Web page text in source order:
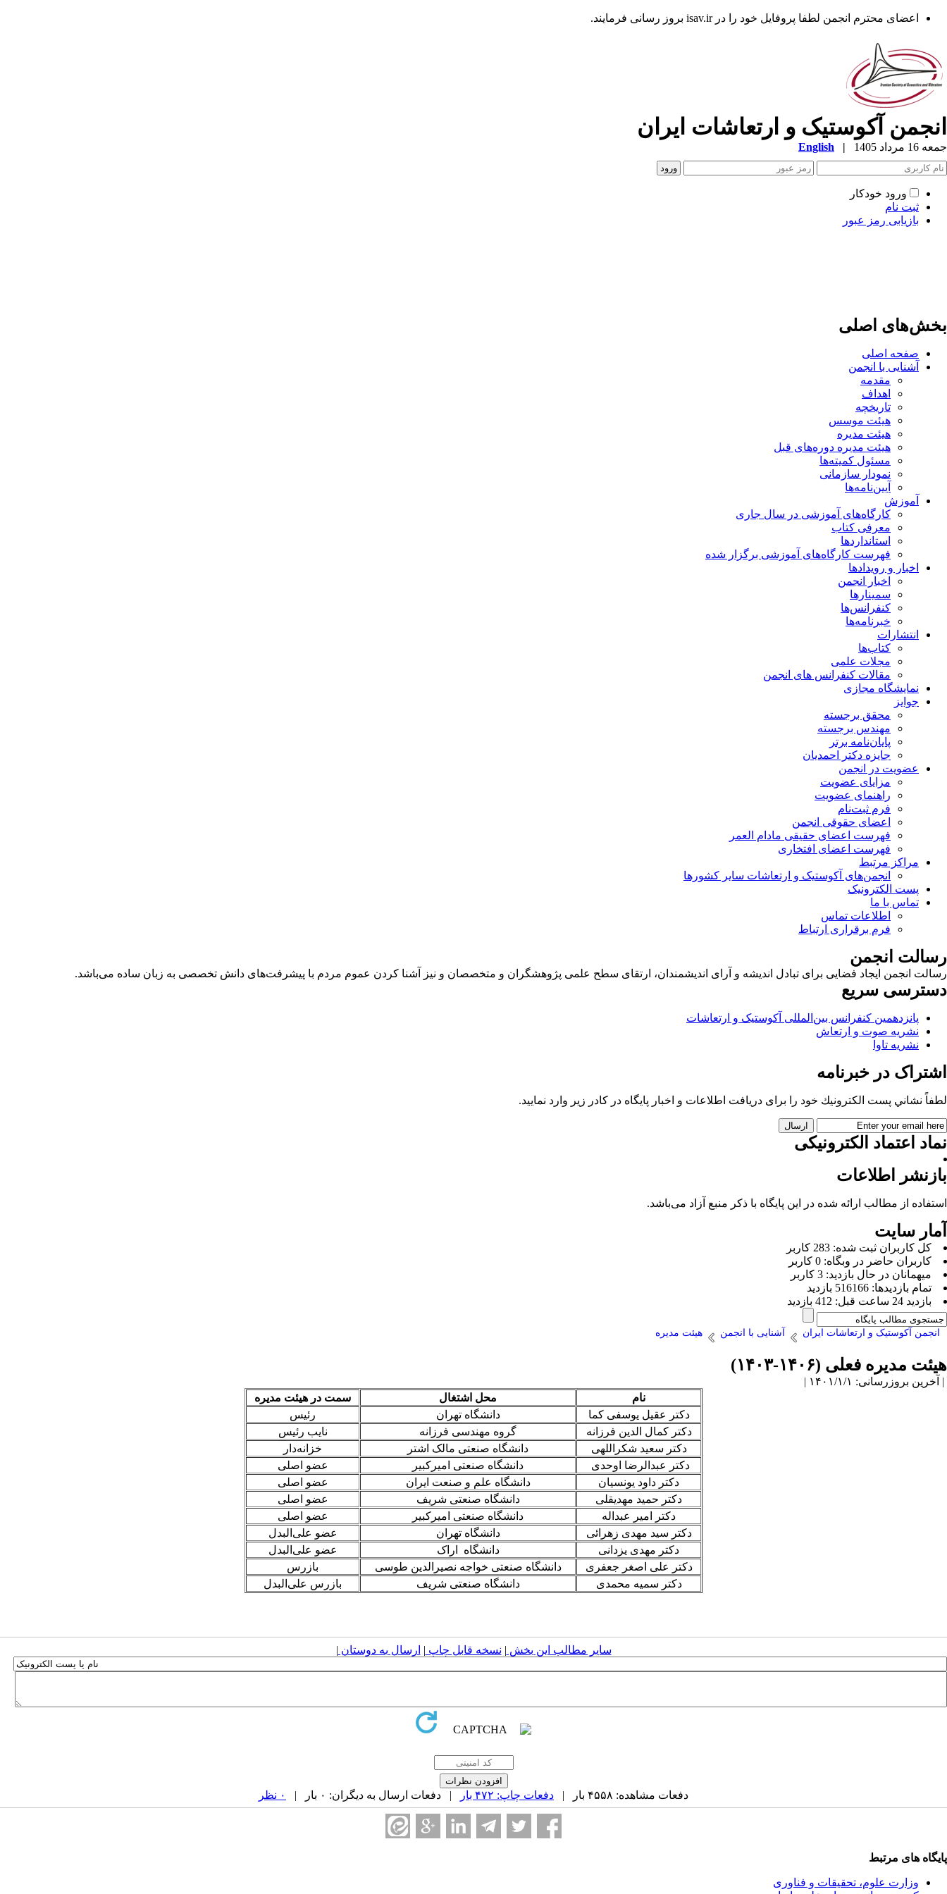
اعضای محترم انجمن لطفا پروفایل خود را در isav.ir بروز رسانی فرمایند.
انجمن آکوستیک و ارتعاشات ایران
جمعه 16 مرداد 1405 |
English
ورود خودکار
ثبت نام
بازیابی رمز عبور
بخش‌های اصلی
صفحه اصلی
آشنایی با انجمن
مقدمه
اهداف
تاریخچه
هیئت موسس
هیئت مدیره
هیئت مدیره دوره‌های قبل
مسئول کمیته‌ها
نمودار سازمانی
آیین‌نامه‌ها
آموزش
کارگاه‌های آموزشی در سال جاری
معرفی کتاب
استانداردها
فهرست کارگاه‌های آموزشی برگزار شده
اخبار و رویدادها
اخبار انجمن
سمینارها
کنفرانس‌ها
خبرنامه‌ها
انتشارات
کتاب‌ها
مجلات علمی
مقالات کنفرانس های انجمن
نمایشگاه مجازی
جوایز
محقق برجسته
مهندس برجسته
پایان‌نامه برتر
جایزه دکتر احمدیان
عضویت در انجمن
مزایای عضویت
راهنمای عضویت
فرم ثبت‌نام
اعضای حقوقی انجمن
فهرست اعضای حقیقی مادام‌ العمر
فهرست اعضای افتخاری
مراکز مرتبط
انجمن‌های آکوستیک و ارتعاشات سایر کشورها
پست الکترونیک
تماس با ما
اطلاعات تماس
فرم برقراری ارتباط
رسالت انجمن
رسالت انجمن ایجاد فضایی برای تبادل اندیشه و آرای اندیشمندان، ارتقای سطح علمی پژوهشگران و متخصصان و نیز آشنا کردن عموم مردم با پیشرفت‌های دانش تخصصی به زبان ساده می‌باشد.
دسترسی سریع
پانزدهمین کنفرانس بین‌المللی آکوستیک و ارتعاشات
نشریه صوت و ارتعاش
نشریه تاوا
اشتراک در خبرنامه
لطفاً نشاني پست الكترونيك خود را برای دريافت اطلاعات و اخبار پايگاه در كادر زير وارد نمایید.
نماد اعتماد الکترونیکی
بازنشر اطلاعات
استفاده از مطالب ارائه شده در این پایگاه با ذکر منبع آزاد می‌باشد.
آمار سایت
كل کاربران ثبت شده: 283 کاربر
کاربران حاضر در وبگاه: 0 کاربر
ميهمانان در حال بازديد: 3 کاربر
تمام بازديد‌ها: 516166 بازدید
بازديد 24 ساعت قبل: 412 بازدید
انجمن آکوستیک و ارتعاشات ایران آشنایی با انجمن هیئت مدیره
هیئت مدیره فعلی (۱۴۰۶-۱۴۰۳)
| آخرین بروزرسانی: ۱۴۰۱/۱/۱ |
نام
محل اشتغال
سمت در هیئت مدیره
دکتر عقیل یوسفی کما
دانشگاه تهران
رئیس
دکتر کمال الدین فرزانه
گروه مهندسی فرزانه
نایب رئیس
دکتر سعید شکراللهی
دانشگاه صنعتی مالک اشتر
خزانه‌دار
دکتر عبدالرضا اوحدی
دانشگاه صنعتی امیرکبیر
عضو اصلی
دکتر داود یونسیان
دانشگاه علم و صنعت ایران
عضو اصلی
دکتر حمید مهدیقلی
دانشگاه صنعتی شریف
عضو اصلی
دکتر امیر عبداله
دانشگاه صنعتی امیرکبیر
عضو اصلی
دکتر سید مهدی زهرائی
دانشگاه تهران
عضو علی‌البدل
دکتر مهدی یزدانی
دانشگاه اراک
عضو علی‌البدل
دکتر علی اصغر جعفری
دانشگاه صنعتی خواجه نصیرالدین طوسی
بازرس
دکتر سمیه محمدی
دانشگاه صنعتی شریف بازرس علی‌البدل
سایر مطالب این بخش | نسخه قابل چاپ | ارسال به دوستان |
دفعات مشاهده: ۴۵۵۸ بار | دفعات چاپ: ۴۷۲ بار | دفعات ارسال به دیگران: ۰ بار | ۰ نظر
پایگاه های مرتبط
وزارت علوم، تحقیقات و فناوری